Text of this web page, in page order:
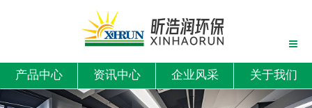
产品中心 资讯中心 企业风采 关于我们